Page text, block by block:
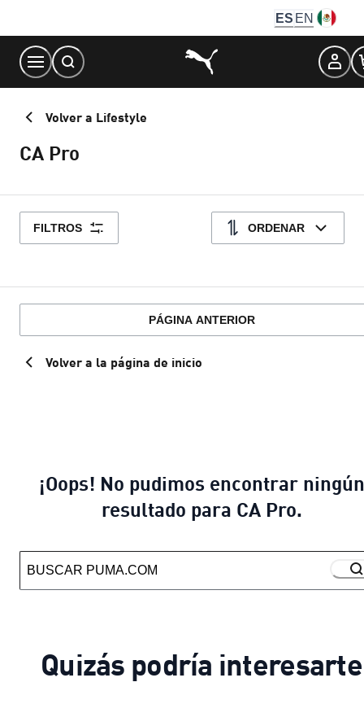
Content
ES EN
Volver a Lifestyle
CA Pro
FILTROS ORDENAR
PÁGINA ANTERIOR
Volver a la página de inicio
¡Oops! No pudimos encontrar ningún
resultado para CA Pro.
Quizás podría interesarte